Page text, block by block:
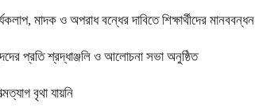
মাদক ও অপরাধ বন্ধের দাবিতে শিক্ষার্থীদের মানববন্ধন
প্রতি শ্রদ্ধাঞ্জলি ও আলোচনা সভা অনুষ্ঠিত
বৃথা যায়নি